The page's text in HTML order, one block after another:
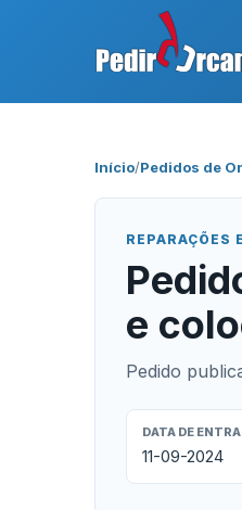
Início/Pedidos de
REPARAÇÕES
e
Pedido
DATA DE
11-09-2024